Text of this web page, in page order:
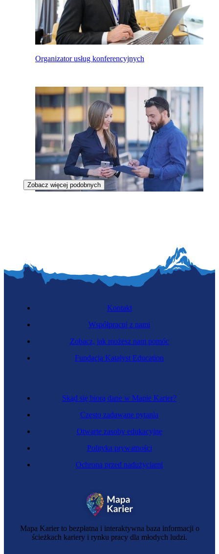
Organizator usług konferencyjnych
Doradca firm farmaceutycznych
Doradca finansowy
Zobacz więcej podobnych
Mapa Karier to bezpłatna i interaktywna baza informacji o
ścieżkach kariery i rynku pracy dla młodych ludzi.
Skąd się biorą dane w Mapie Karier?
Często zadawane pytania
Otwarte zasoby edukacyjne
Polityka prywatności
Ochrona przed nadużyciami
Kontakt
Współpracuj z nami
Zobacz, jak możesz nam pomóc
Fundacja Katalyst Education